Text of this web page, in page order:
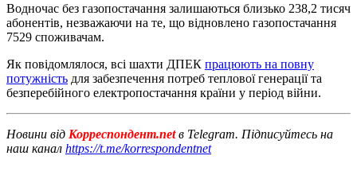
Водночас без газопостачання залишаються близько 238,2 тисяч
абонентів, незважаючи на те, що відновлено газопостачання
7529 споживачам.
Як повідомлялося, всі шахти ДПЕК працюють на повну
потужність для забезпечення потреб теплової генерації та
безперебійного електропостачання країни у період війни.
Новини від Корреспондент.netв Telegram. Підписуйтесь на
наш канал https://t.me/korrespondentnet